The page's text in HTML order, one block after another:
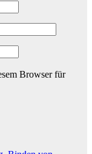
Browser für